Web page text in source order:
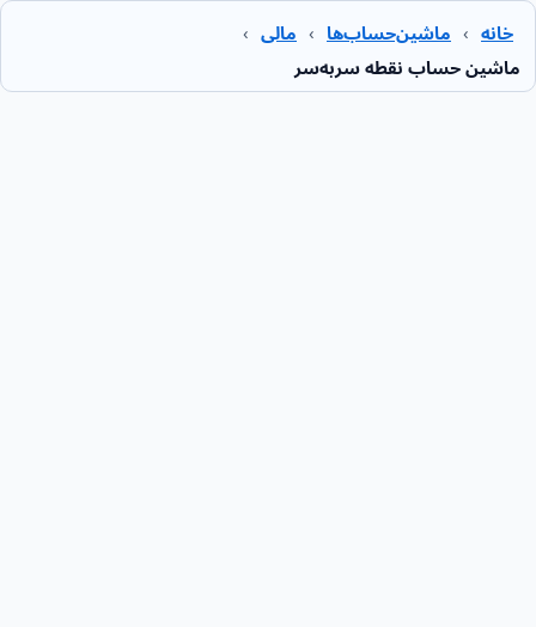
خانه › ماشین‌حساب‌ها › مالی ›
ماشین حساب نقطه سربه‌سر